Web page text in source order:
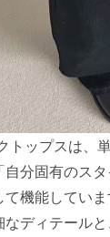
トップスは、
自分固有のス
機能してい
ディテール